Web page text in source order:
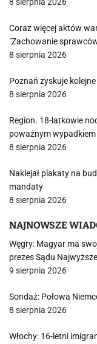
Coraz więcej aktów
"Zachowanie
8 sierpnia 2026
Poznań zyskuje
8 sierpnia 2026
Region. 18-latkowie
poważnym wypadkiem
8 sierpnia 2026
Naklejał plakaty na
mandaty
8 sierpnia 2026
NAJNOWSZE
Węgry: Magyar ma
prezes Sądu
9 sierpnia 2026
Sondaż: Połowa
8 sierpnia 2026
Włochy: 16-letni